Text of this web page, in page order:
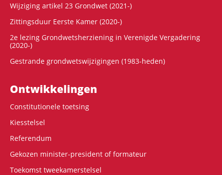
Wijziging artikel 23 Grondwet (2021-)
Zittingsduur Eerste Kamer (2020-)
2e lezing Grondwetsherziening in Verenigde Vergadering
(2020-)
Gestrande grondwetswijzigingen (1983-heden)
Ontwikke­lingen
Constitutionele toetsing
Kiesstelsel
Referendum
Gekozen minister-president of formateur
Toekomst tweekamerstelsel